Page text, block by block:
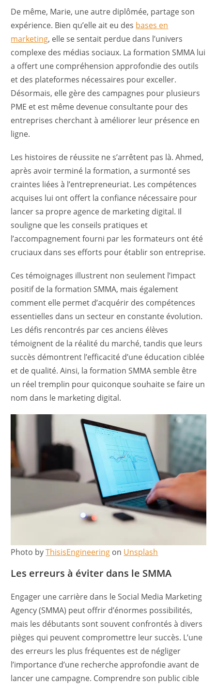
De même, Marie, une autre diplômée, partage son
expérience. Bien qu’elle ait eu des bases en
marketing, elle se sentait perdue dans l’univers
complexe des médias sociaux. La formation SMMA lui
a offert une compréhension approfondie des outils
et des plateformes nécessaires pour exceller.
Désormais, elle gère des campagnes pour plusieurs
PME et est même devenue consultante pour des
entreprises cherchant à améliorer leur présence en
ligne.
Les histoires de réussite ne s’arrêtent pas là. Ahmed,
après avoir terminé la formation, a surmonté ses
craintes liées à l’entrepreneuriat. Les compétences
acquises lui ont offert la confiance nécessaire pour
lancer sa propre agence de marketing digital. Il
souligne que les conseils pratiques et
l’accompagnement fourni par les formateurs ont été
cruciaux dans ses efforts pour établir son entreprise.
Ces témoignages illustrent non seulement l’impact
positif de la formation SMMA, mais également
comment elle permet d’acquérir des compétences
essentielles dans un secteur en constante évolution.
Les défis rencontrés par ces anciens élèves
témoignent de la réalité du marché, tandis que leurs
succès démontrent l’efficacité d’une éducation ciblée
et de qualité. Ainsi, la formation SMMA semble être
un réel tremplin pour quiconque souhaite se faire un
nom dans le marketing digital.
Photo byThisisEngineering on Unsplash
Les erreurs à éviter dans le SMMA
Engager une carrière dans le Social Media Marketing
Agency (SMMA) peut offrir d’énormes possibilités,
mais les débutants sont souvent confrontés à divers
pièges qui peuvent compromettre leur succès. L’une
des erreurs les plus fréquentes est de négliger
l’importance d’une recherche approfondie avant de
lancer une campagne. Comprendre son public cible